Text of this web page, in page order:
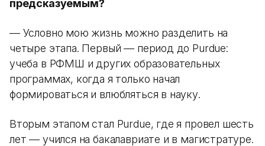
предсказуемым?
— Условно мою жизнь можно разделить на
четыре этапа. Первый — период до Purdue:
учеба в РФМШ и других образовательных
программах, когда я только начал
формироваться и влюбляться в науку.
Вторым этапом стал Purdue, где я провел шесть
лет — учился на бакалавриате и в магистратуре.